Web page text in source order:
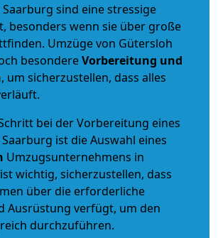
sind eine stressige
besonders wenn sie über große
Umzüge von Gütersloh
besondereVorbereitung und
, um sicherzustellen, dass alles
bei der Vorbereitung eines
ist die Auswahl eines
Umzugsunternehmens in
wichtig, sicherzustellen, dass
über die erforderliche
Ausrüstung verfügt, um den
durchzuführen.